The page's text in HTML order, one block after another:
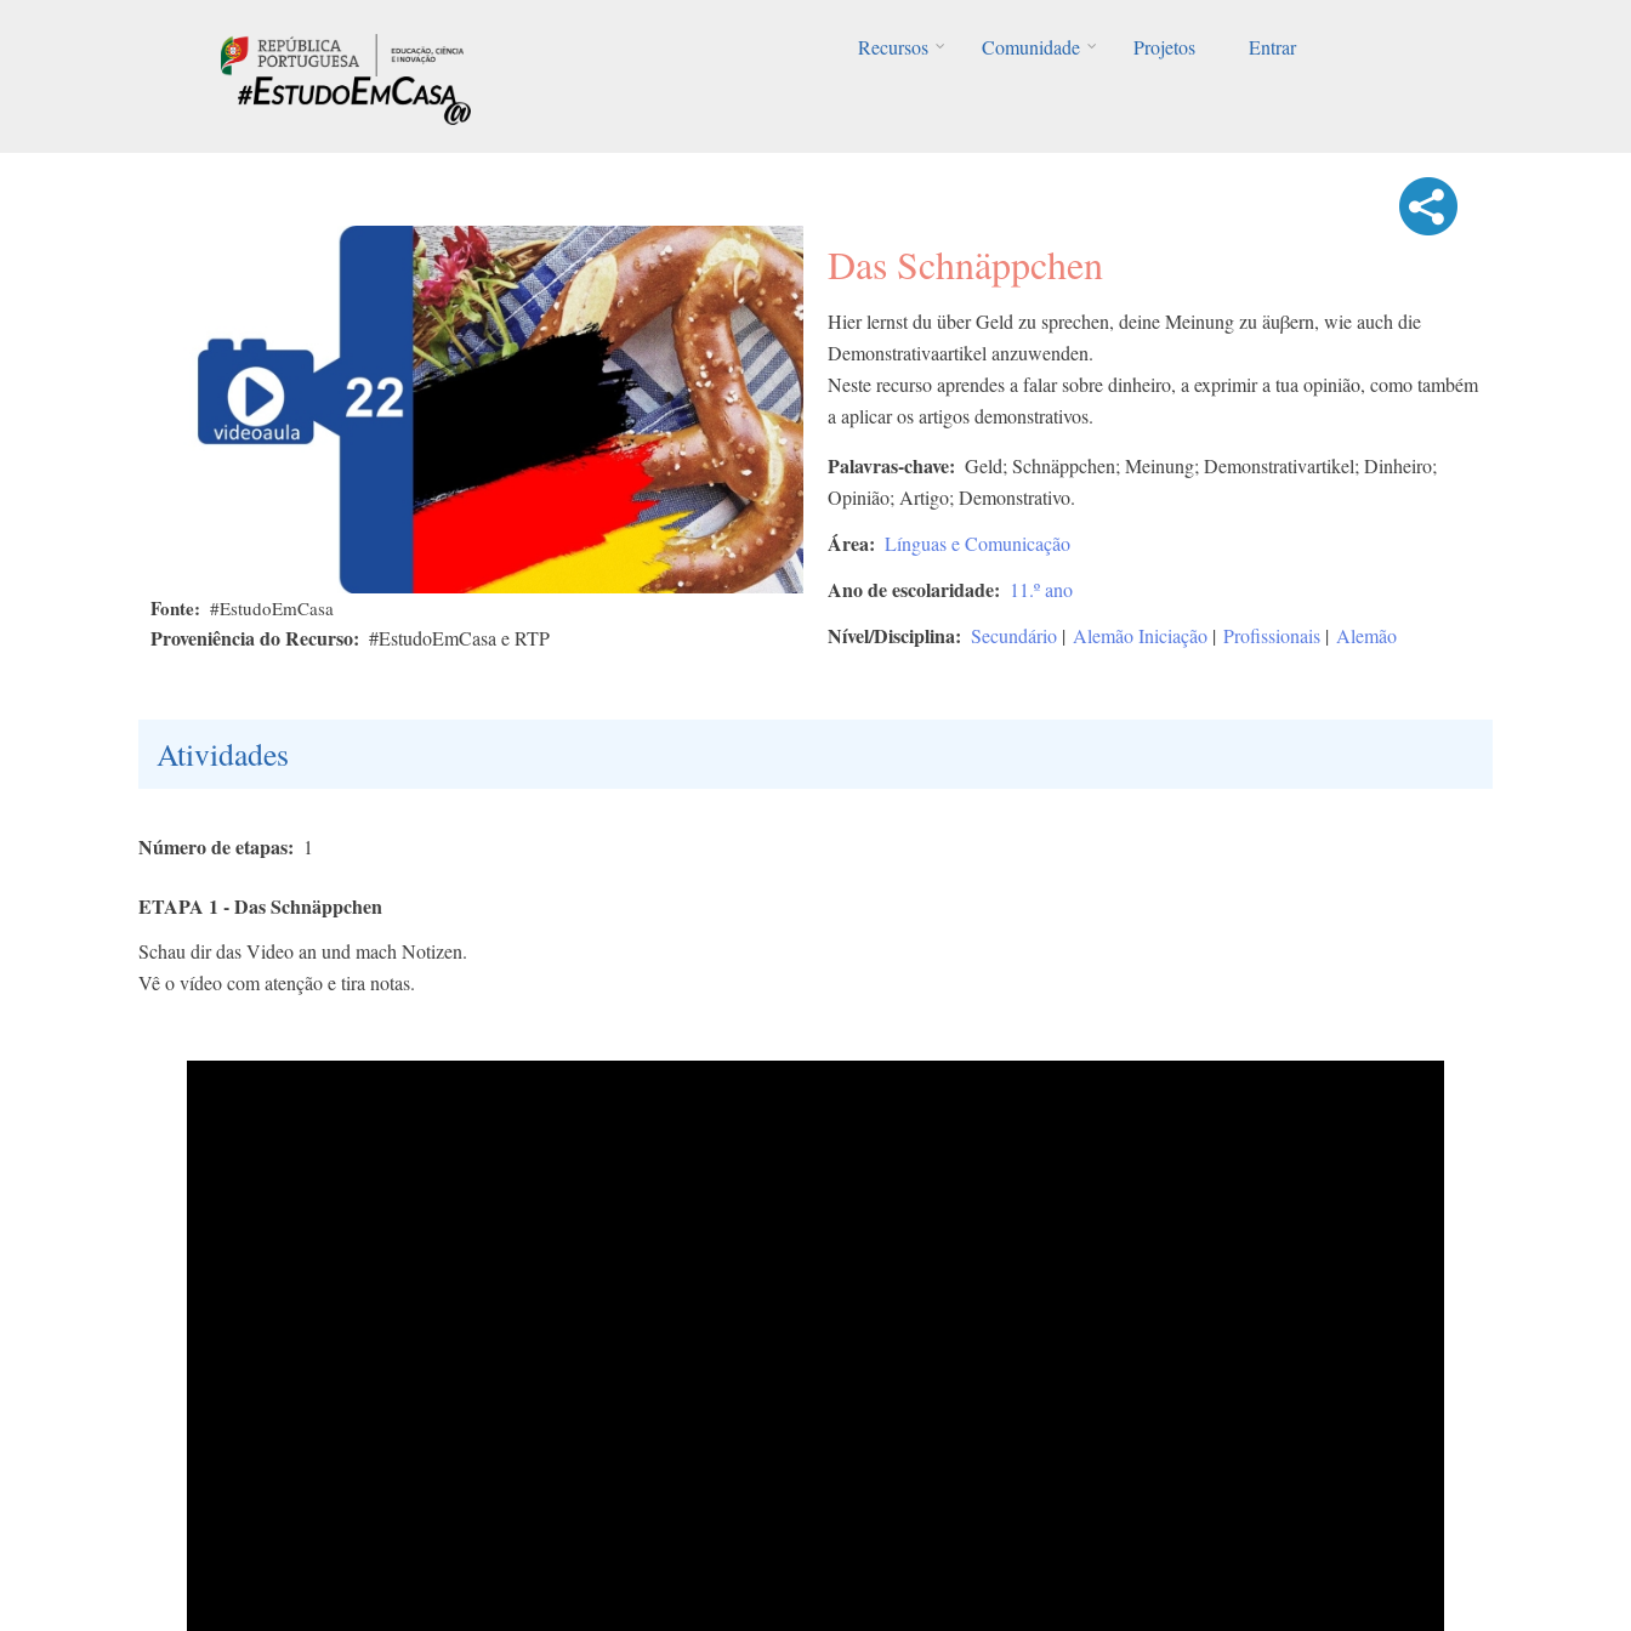
Recursos
Comunidade Projetos Entrar
Fonte #EstudoEmCasa
Proveniência do Recurso #EstudoEmCasa e RTP
Das Schnäppchen
Hier lernst du über Geld zu sprechen, deine Meinung zu äuβern, wie auch die
Demonstrativaartikel anzuwenden.
Neste recurso aprendes a falar sobre dinheiro, a exprimir a tua opinião, como também
a aplicar os artigos demonstrativos.
Palavras-chave
Geld; Schnäppchen; Meinung; Demonstrativartikel; Dinheiro;
Opinião; Artigo; Demonstrativo.
Área Línguas e Comunicação
Ano de escolaridade 11.º ano
Nível/Disciplina Secundário | Alemão Iniciação | Profissionais | Alemão
Atividades
Número de etapas 1
ETAPA 1 - Das Schnäppchen
Schau dir das Video an und mach Notizen.
Vê o vídeo com atenção e tira notas.